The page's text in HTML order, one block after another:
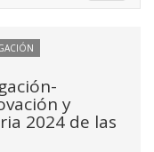
y
2024 de las